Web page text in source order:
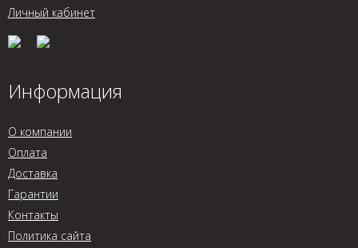
Личный кабинет
Информация
О компании
Оплата
Доставка
Гарантии
Контакты
Политика сайта